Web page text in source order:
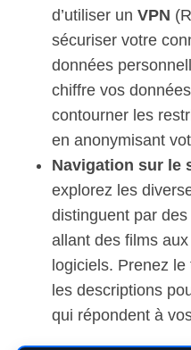
d’utiliser un VPN
sécuriser votre
données
chiffre vos
contourner les
en anonymisant
Navigation sur le
explorez les
distinguent par des
allant des films
logiciels. Prenez
les descriptions
qui répondent à